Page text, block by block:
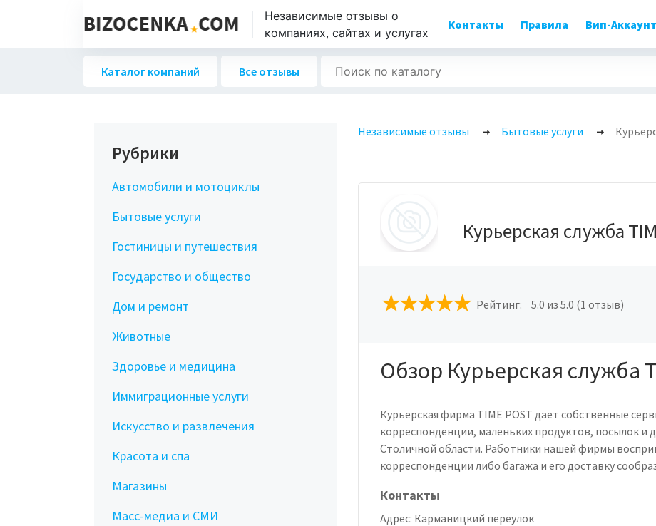
Независимые отзывы о
компаниях, сайтах и услугах
Контакты Правила Вип-Аккаунт
Каталог компаний Все отзывы
Независимые отзывы Бытовые услуги
Курьерская служба
Рейтинг: 5.0 из 5.0 (1 отзыв)
Обзор Курьерская служба
Курьерская фирма TIME POST дает собственные
корреспонденции, маленьких продуктов, посылок и
Столичной области. Работники нашей фирмы
корреспонденции либо багажа и его доставку
Контакты
Адрес: Карманицкий переулок
Рубрики
Автомобили и мотоциклы
Бытовые услуги
Гостиницы и путешествия
Государство и общество
Дом и ремонт
Животные
Здоровье и медицина
Иммиграционные услуги
Искусство и развлечения
Красота и спа
Магазины
Масс-медиа и СМИ